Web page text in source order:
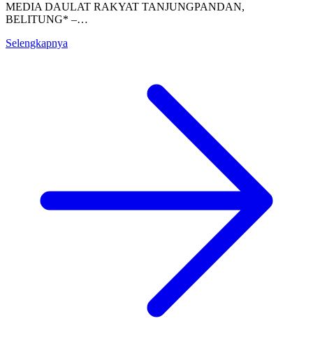
MEDIA DAULAT RAKYAT TANJUNGPANDAN,
BELITUNG* –…
Selengkapnya